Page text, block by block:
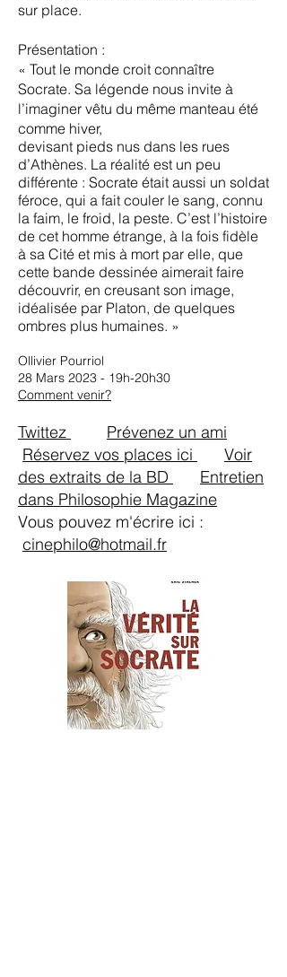
sur place.
Présentation :
« Tout le monde croit connaître
Socrate. Sa légende nous invite à
l’imaginer vêtu du même manteau été
comme hiver,
devisant pieds nus dans les rues
d’Athènes. La réalité est un peu
différente : Socrate était aussi un soldat
féroce, qui a fait couler le sang, connu
la faim, le froid, la peste. C’est l’histoire
de cet homme étrange, à la fois fidèle
à sa Cité et mis à mort par elle, que
cette bande dessinée aimerait faire
découvrir, en creusant son image,
idéalisée par Platon, de quelques
ombres plus humaines. »
Ollivier Pourriol
28 Mars 2023 - 19h-20h30
Comment venir?
Twittez
Prévenez un ami
Réservez vos places ici
Voir
des extraits de la BD
Entretien
dans Philosophie Magazine
Vous pouvez m'écrire ici :
cinephilo@hotmail.fr